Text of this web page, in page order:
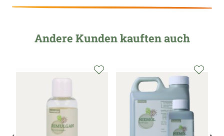
Andere Kunden kauften auch